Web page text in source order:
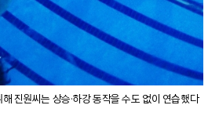
진원씨는 상승·하강 동작을 수도 없이 연습했다